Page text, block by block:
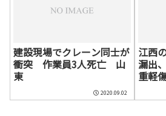
建設現場でクレーン同士が
衝突 作業員3人死亡 山
東
2020.09.02
江西
漏出
重軽